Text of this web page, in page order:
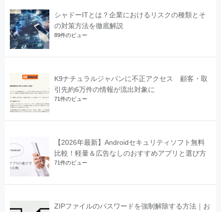
シャドーITとは？企業におけるリスクの種類とそ
の対策方法を徹底解説
89件のビュー
K9ナチュラルジャパンに不正アクセス 顧客・取
引先約6万件の情報が流出対象に
71件のビュー
【2026年最新】Androidセキュリティソフト無料
比較！軽量＆広告なしのおすすめアプリと選び方
71件のビュー
ZIPファイルのパスワードを強制解除する方法｜お